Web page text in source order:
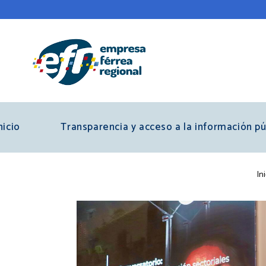
contenido
Transparencia y acceso a la información
a